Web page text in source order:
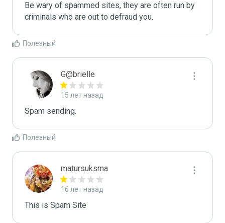
Be wary of spammed sites, they are often run by
criminals who are out to defraud you.
Полезный
G@brielle
15 лет назад
Spam sending.
Полезный
matursuksma
16 лет назад
This is Spam Site